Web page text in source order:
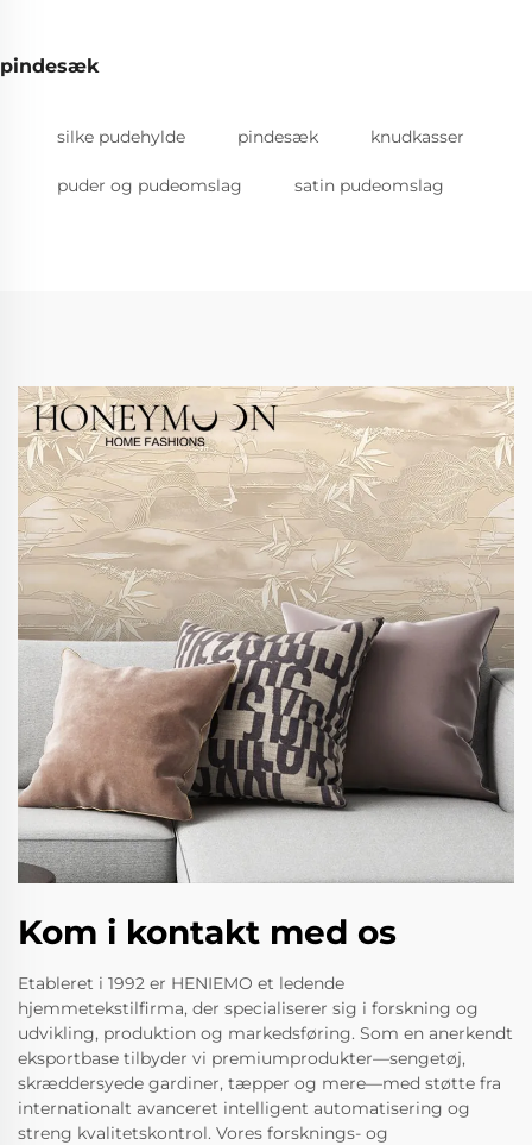
pindesæk
silke pudehylde pindesæk knudkasser
puder og pudeomslag satin pudeomslag
Kom i kontakt med os
Etableret i 1992 er HENIEMO et ledende
hjemmetekstilfirma, der specialiserer sig i forskning og
udvikling, produktion og markedsføring. Som en anerkendt
eksportbase tilbyder vi premiumprodukter—sengetøj,
skræddersyede gardiner, tæpper og mere—med støtte fra
internationalt avanceret intelligent automatisering og
streng kvalitetskontrol. Vores forsknings- og